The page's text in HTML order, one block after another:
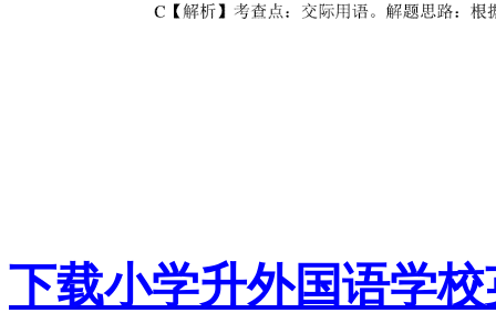
下载小学升外国语学